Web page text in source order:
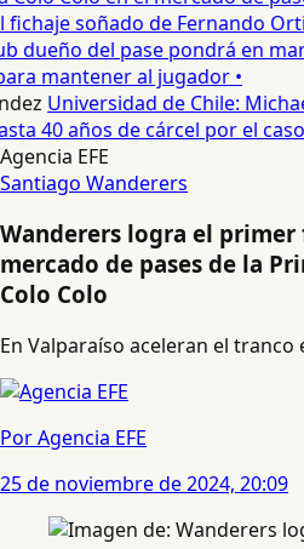
fichaje soñado de Fernando
dueño del pase pondrá en
mantener al jugador •
Universidad de Chile:
40 años de cárcel por el caso
Agencia EFE
Santiago Wanderers
Wanderers logra el primer
mercado de pases de la
Colo Colo
En Valparaíso aceleran el
Por Agencia EFE
25 de noviembre de 2024, 20:09